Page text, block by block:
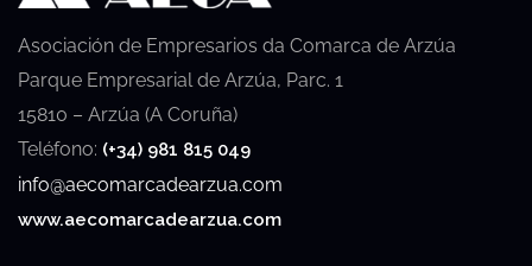
Asociación de Empresarios da Comarca de Arzúa
Parque Empresarial de Arzúa, Parc. 1
15810 – Arzúa (A Coruña)
Teléfono: (+34) 981 815 049
info@aecomarcadearzua.com
www.aecomarcadearzua.com